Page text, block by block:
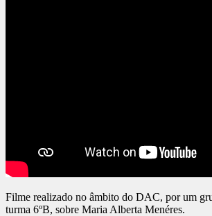
Filme realizado no âmbito do DAC, por um
turma 6ºB, sobre Maria Alberta Menéres.